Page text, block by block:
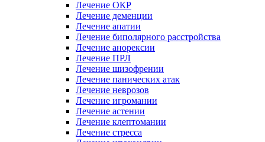
Лечение ОКР
Лечение деменции
Лечение апатии
Лечение биполярного расстройства
Лечение анорексии
Лечение ПРЛ
Лечение шизофрении
Лечение панических атак
Лечение неврозов
Лечение игромании
Лечение астении
Лечение клептомании
Лечение стресса